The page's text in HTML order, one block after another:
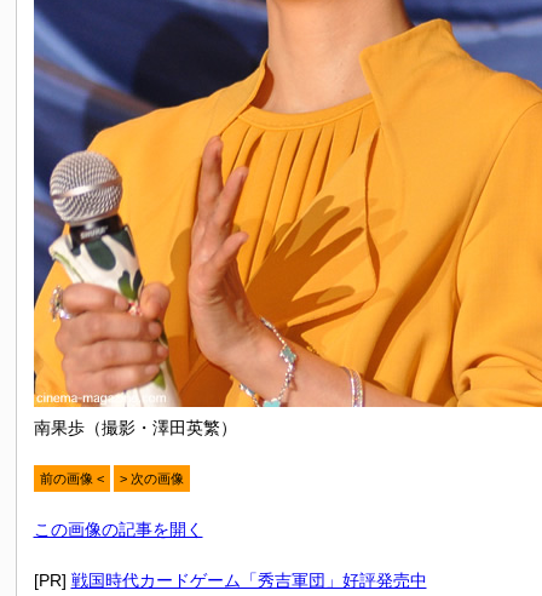
南果歩（撮影・澤田英繁）
前の画像 < > 次の画像
この画像の記事を開く
[PR] 戦国時代カードゲーム「秀吉軍団」好評発売中